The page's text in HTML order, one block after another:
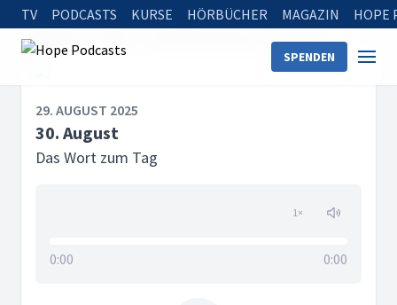
TV PODCASTS KURSE HÖRBÜCHER MAGAZIN HOPE
SPENDEN
Startseite 30. August
29. AUGUST 2025
30. August
Das Wort zum Tag
1×
0:00 0:00